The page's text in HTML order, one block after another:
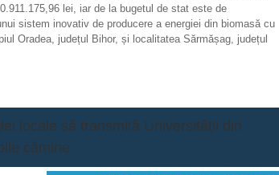
lei, iar de la bugetul de stat este de
sistem inovativ de producere a energiei din biomasă cu
Oradea, județul Bihor, și localitatea Sărmășag, județul
locale să transmită Universității din
cămine